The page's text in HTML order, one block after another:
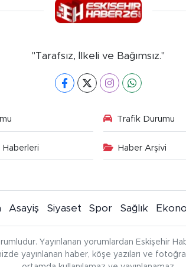
"Tarafsız, İlkeli ve Bağımsız."
Trafik Durumu
Haberleri Haber Arşivi
Asayiş Siyaset Spor Sağlık
Yayınlanan yorumlardan Eskişehir
yayınlanan haber, köşe yazıları ve